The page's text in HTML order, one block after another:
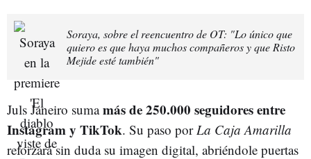
Soraya, sobre el reencuentro de OT: "Lo único que
quiero es que haya muchos compañeros y que Risto
Mejide esté también"
Juls Janeiro sumamás de 250.000 seguidores entre
Instagram y TikTok. Su paso por La Caja Amarilla
reforzará sin duda su imagen digital, abriéndole puertas